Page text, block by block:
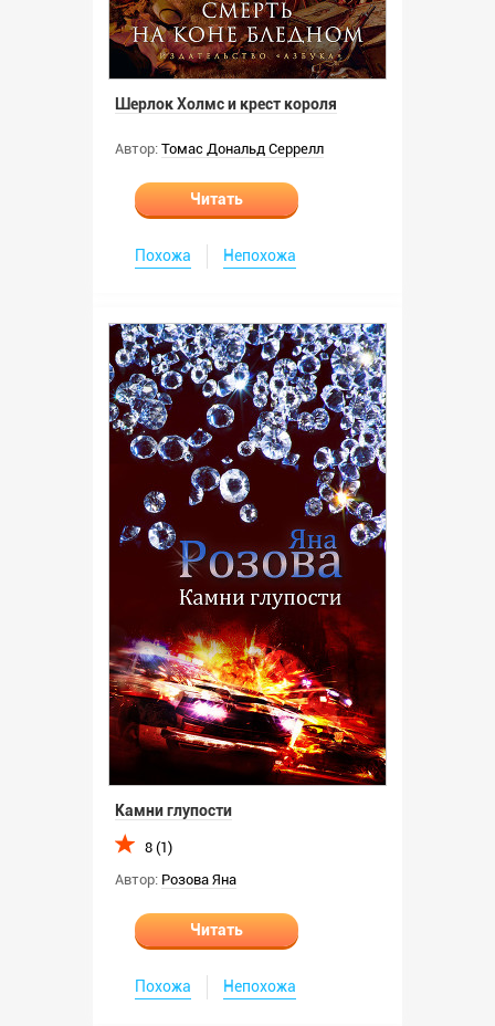
Шерлок Холмс и крест короля
Автор: Томас Дональд Серрелл
Читать
Похожа Непохожа
Камни глупости
8 (1)
Автор: Розова Яна
Читать
Похожа Непохожа